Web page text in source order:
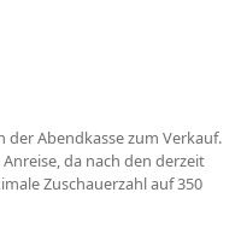
der Abendkasse zum Verkauf.
da nach den derzeit
Zuschauerzahl auf 350